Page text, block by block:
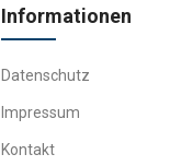
Informationen
Datenschutz
Impressum
Kontakt